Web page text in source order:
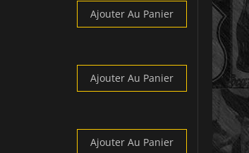
Ajouter Au Panier
Ajouter Au Panier
Ajouter Au Panier